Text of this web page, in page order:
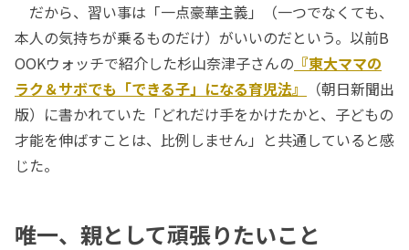
だから、習い事は「一点豪華主義」（一つでなくても、
本人の気持ちが乗るものだけ）がいいのだという。以前B
OOKウォッチで紹介した杉山奈津子さんの 『東大ママの
ラク＆サボでも「できる子」になる育児法』
（朝日新聞出
版）に書かれていた「どれだけ手をかけたかと、子どもの
才能を伸ばすことは、比例しません」と共通していると感
じた。
唯一、親として頑張りたいこと